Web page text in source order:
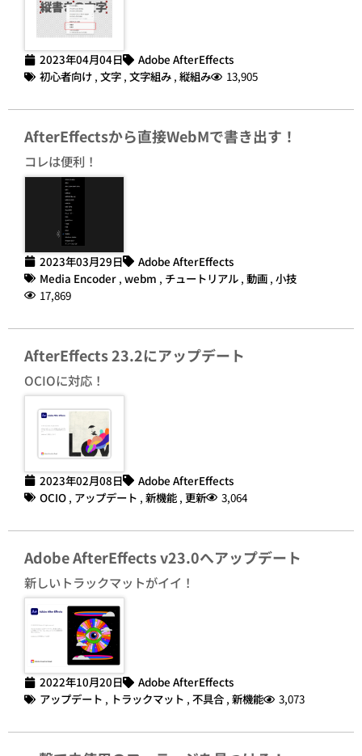
2023年04月04日
Adobe AfterEffects
初心者向け , 文字 , 文字組み , 縦組み 13,905
AfterEffectsから直接WebMで書き出す！
コレは便利！
2023年03月29日
Adobe AfterEffects
Media Encoder , webm , チュートリアル , 動画 , 小技
17,869
AfterEffects 23.2にアップデート
OCIOに対応！
2023年02月08日
Adobe AfterEffects
OCIO , アップデート , 新機能 , 更新 3,064
Adobe AfterEffects v23.0へアップデート
新しいトラックマットがイイ！
2022年10月20日
Adobe AfterEffects
アップデート , トラックマット , 不具合 , 新機能 3,073